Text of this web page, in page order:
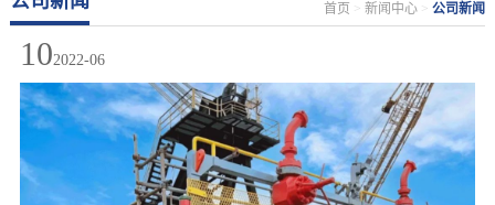
首页 >新闻中心 >公司新闻
102022-06